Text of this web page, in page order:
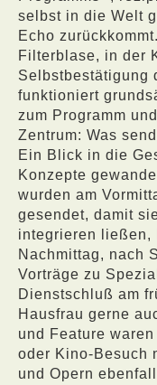
selbst in die Welt
Echo
Filterblase, in der
Selbstbestätigung
funktioniert
zum Programm
Zentrum: Was
Ein Blick in die
Konzepte
wurden am
gesendet, damit
integrieren ließen,
Nachmittag, nach
Vorträge zu
Dienstschluß am
Hausfrau gerne
und Feature
oder Kino-Besuch
und Opern